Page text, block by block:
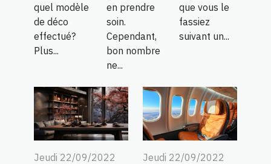
quel modèle
de déco
effectué?
Plus...
en prendre
soin.
Cependant,
bon nombre
ne...
que vous le
fassiez
suivant un...
Jeudi 22/09/2022
Jeudi 22/09/2022